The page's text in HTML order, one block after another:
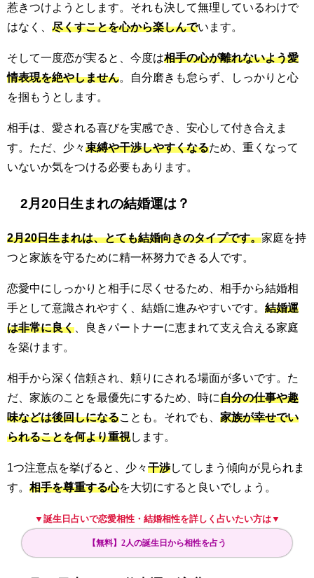
惹きつけようとします。それも決して無理しているわけで
はなく、 尽くすことを心から楽しんでいます。
そして一度恋が実ると、今度は相手の心が離れないよう愛
情表現を絶やしません 。自分磨きも怠らず、しっかりと心
を掴もうとします。
相手は、愛される喜びを実感でき、安心して付き合えま
す。ただ、少々束縛や干渉しやすくなるため、重くなって
いないか気をつける必要もあります。
2月20日生まれの結婚運は？
2月20日生まれは、とても結婚向きのタイプです。家庭を持
つと家族を守るために精一杯努力できる人です。
恋愛中にしっかりと相手に尽くせるため、相手から結婚相
手として意識されやすく、結婚に進みやすいです。 結婚運
は非常に良く 、良きパートナーに恵まれて支え合える家庭
を築けます。
相手から深く信頼され、頼りにされる場面が多いです。た
だ、家族のことを最優先にするため、時に自分の仕事や趣
味などは後回しになる ことも。それでも、 家族が幸せでい
られることを何より重視します。
1つ注意点を挙げると、少々干渉してしまう傾向が見られま
す。 相手を尊重する心を大切にすると良いでしょう。
▼誕生日占いで恋愛相性・結婚相性を詳しく占いたい方は▼
【無料】2人の誕生日から相性を占う